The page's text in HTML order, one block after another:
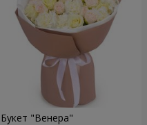
Букет "Венера"